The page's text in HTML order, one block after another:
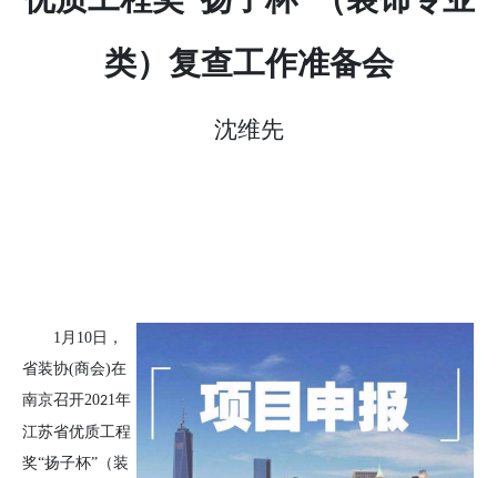
类）复查工作准备会
沈维先
1 月 10日，
省装协(商会)在
南京召开2021年
江苏省优质工程
奖“扬子杯”（装